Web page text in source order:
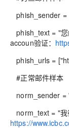
phish_sender =
phish_text = "
accoun验证：
phish_urls =
#正常邮件样本
norm_sender =
norm_text = "我
https://